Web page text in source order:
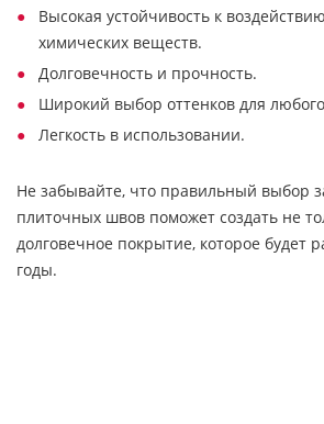
Высокая устойчивость к
химических веществ.
Долговечность и прочность.
Широкий выбор оттенков для
Легкость в использовании.
Не забывайте, что правильный выбор
плиточных швов поможет создать не
долговечное покрытие, которое будет
годы.